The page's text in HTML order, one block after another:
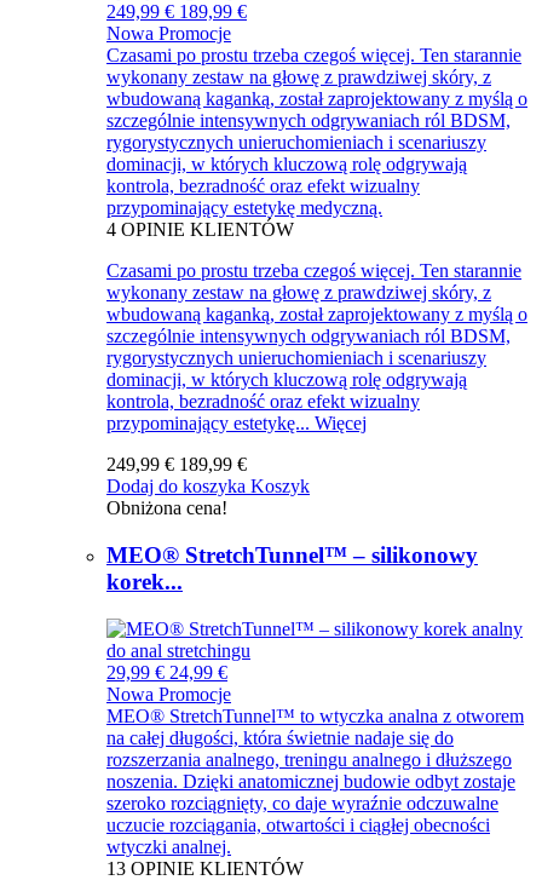
249,99 € 189,99 €
Nowa Promocje
Czasami po prostu trzeba czegoś więcej. Ten starannie
wykonany zestaw na głowę z prawdziwej skóry, z
wbudowaną kaganką, został zaprojektowany z myślą o
szczególnie intensywnych odgrywaniach ról BDSM,
rygorystycznych unieruchomieniach i scenariuszy
dominacji, w których kluczową rolę odgrywają
kontrola, bezradność oraz efekt wizualny
przypominający estetykę medyczną.
4 OPINIE KLIENTÓW
Czasami po prostu trzeba czegoś więcej. Ten starannie
wykonany zestaw na głowę z prawdziwej skóry, z
wbudowaną kaganką, został zaprojektowany z myślą o
szczególnie intensywnych odgrywaniach ról BDSM,
rygorystycznych unieruchomieniach i scenariuszy
dominacji, w których kluczową rolę odgrywają
kontrola, bezradność oraz efekt wizualny
przypominający estetykę... Więcej
249,99 € 189,99 €
Dodaj do koszyka Koszyk
Obniżona cena!
MEO® StretchTunnel™ – silikonowy
korek...
29,99 € 24,99 €
Nowa Promocje
MEO® StretchTunnel™ to wtyczka analna z otworem
na całej długości, która świetnie nadaje się do
rozszerzania analnego, treningu analnego i dłuższego
noszenia. Dzięki anatomicznej budowie odbyt zostaje
szeroko rozciągnięty, co daje wyraźnie odczuwalne
uczucie rozciągania, otwartości i ciągłej obecności
wtyczki analnej.
13 OPINIE KLIENTÓW